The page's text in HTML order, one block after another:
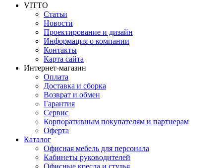
VITTO
Статьи
Новости
Проектирование и дизайн
Информация о компании
Контакты
Карта сайта
Интернет-магазин
Оплата
Доставка и сборка
Возврат и обмен
Гарантия
Сервис
Корпоративным покупателям и партнерам
Оферта
Каталог
Офисная мебель для персонала
Кабинеты руководителей
Офисные кресла и стулья